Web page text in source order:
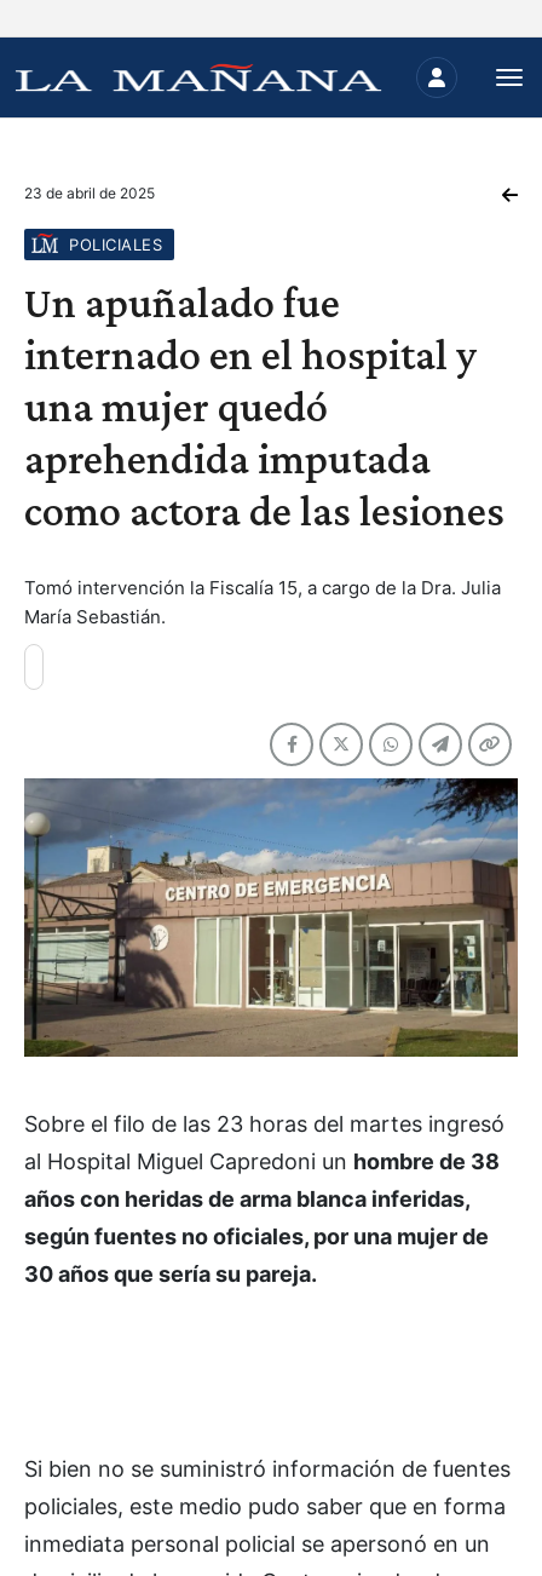
23 de abril de 2025
POLICIALES
Un apuñalado fue
internado en el hospital y
una mujer quedó
aprehendida imputada
como actora de las lesiones
Tomó intervención la Fiscalía 15, a cargo de la Dra. Julia
María Sebastián.
Sobre el filo de las 23 horas del martes ingresó
al Hospital Miguel Capredoni un hombre de 38
años con heridas de arma blanca inferidas,
según fuentes no oficiales, por una mujer de
30 años que sería su pareja.
Si bien no se suministró información de fuentes
policiales, este medio pudo saber que en forma
inmediata personal policial se apersonó en un